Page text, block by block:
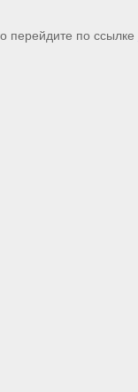
перейдите по ссылке